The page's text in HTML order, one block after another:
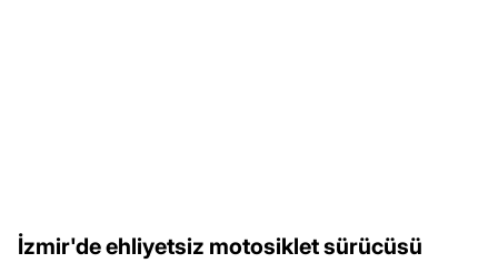
İzmir'de ehliyetsiz motosiklet sürücüsü